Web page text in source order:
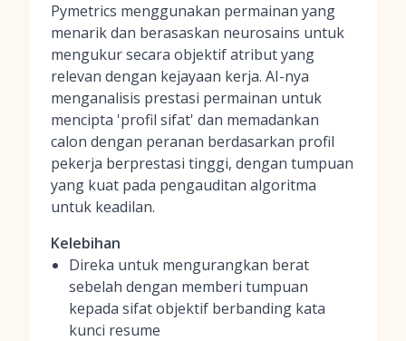
Pymetrics menggunakan permainan yang
menarik dan berasaskan neurosains untuk
mengukur secara objektif atribut yang
relevan dengan kejayaan kerja. AI-nya
menganalisis prestasi permainan untuk
mencipta 'profil sifat' dan memadankan
calon dengan peranan berdasarkan profil
pekerja berprestasi tinggi, dengan tumpuan
yang kuat pada pengauditan algoritma
untuk keadilan.
Kelebihan
Direka untuk mengurangkan berat
sebelah dengan memberi tumpuan
kepada sifat objektif berbanding kata
kunci resume